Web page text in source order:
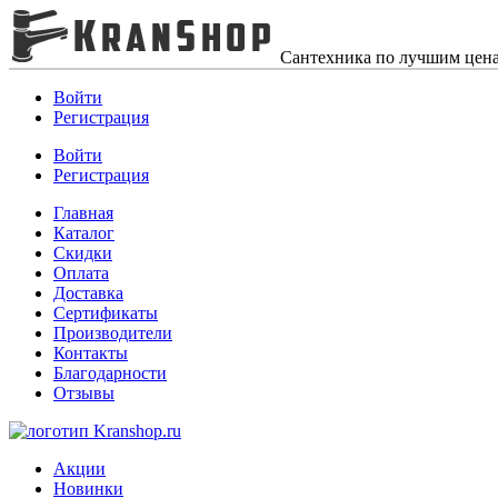
Сантехника по лучшим
Войти
Регистрация
Войти
Регистрация
Главная
Каталог
Скидки
Оплата
Доставка
Сертификаты
Производители
Контакты
Благодарности
Отзывы
Акции
Новинки